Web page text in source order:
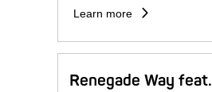
Learn more
Renegade Way feat.